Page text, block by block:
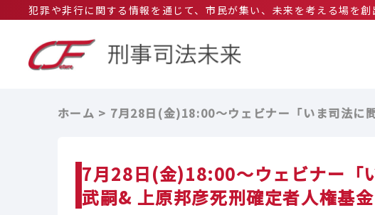
犯罪や非行に関する情報を通じて、市民が集い、未来を考える場を
ホーム 7月28日(金)18:00～ウェビナー「いま司法に
7月28日(金)18:00～ウェビナー「
武嗣& 上原邦彦死刑確定者人権基